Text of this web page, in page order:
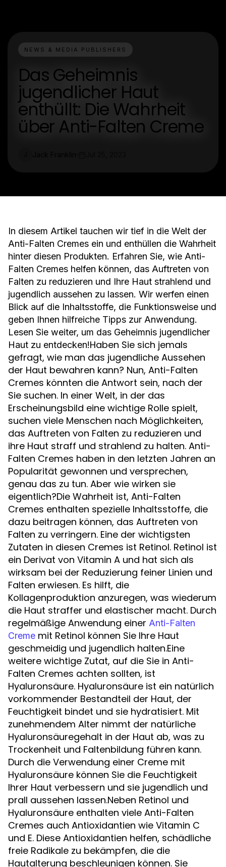
NEWS & MEDIA PUBLISHERS
Das Geheimnis
jugendlicher Haut
enthüllt: Die Wahrheit
über Anti-Falten Creme
In diesem Artikel tauchen wir tief in die Welt der
Anti-Falten Cremes ein und enthüllen die Wahrheit
hinter diesen Produkten. Erfahren Sie, wie Anti-
Falten Cremes helfen können, das Auftreten von
Falten zu reduzieren und Ihre Haut strahlend und
jugendlich aussehen zu lassen. Wir werfen einen
Blick auf die Inhaltsstoffe, die Funktionsweise und
geben Ihnen hilfreiche Tipps zur Anwendung.
Lesen Sie weiter, um das Geheimnis jugendlicher
Haut zu entdecken!Haben Sie sich jemals
gefragt, wie man das jugendliche Aussehen
der Haut bewahren kann? Nun, Anti-Falten
Cremes könnten die Antwort sein, nach der
Sie suchen. In einer Welt, in der das
Erscheinungsbild eine wichtige Rolle spielt,
suchen viele Menschen nach Möglichkeiten,
das Auftreten von Falten zu reduzieren und
ihre Haut straff und strahlend zu halten. Anti-
Falten Cremes haben in den letzten Jahren an
Popularität gewonnen und versprechen,
genau das zu tun. Aber wie wirken sie
eigentlich?Die Wahrheit ist, Anti-Falten
Cremes enthalten spezielle Inhaltsstoffe, die
dazu beitragen können, das Auftreten von
Falten zu verringern. Eine der wichtigsten
Zutaten in diesen Cremes ist Retinol. Retinol ist
ein Derivat von Vitamin A und hat sich als
wirksam bei der Reduzierung feiner Linien und
Falten erwiesen. Es hilft, die
Kollagenproduktion anzuregen, was wiederum
die Haut straffer und elastischer macht. Durch
regelmäßige Anwendung einer Anti-Falten
Creme mit Retinol können Sie Ihre Haut
geschmeidig und jugendlich halten.Eine
weitere wichtige Zutat, auf die Sie in Anti-
Falten Cremes achten sollten, ist
Hyaluronsäure. Hyaluronsäure ist ein natürlich
vorkommender Bestandteil der Haut, der
Feuchtigkeit bindet und sie hydratisiert. Mit
zunehmendem Alter nimmt der natürliche
Hyaluronsäuregehalt in der Haut ab, was zu
Trockenheit und Faltenbildung führen kann.
Durch die Verwendung einer Creme mit
Hyaluronsäure können Sie die Feuchtigkeit
Ihrer Haut verbessern und sie jugendlich und
prall aussehen lassen.Neben Retinol und
Hyaluronsäure enthalten viele Anti-Falten
Cremes auch Antioxidantien wie Vitamin C
und E. Diese Antioxidantien helfen, schädliche
freie Radikale zu bekämpfen, die die
Hautalterung beschleunigen können. Sie